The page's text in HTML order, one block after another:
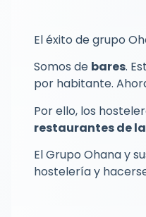
El éxito de grupo
Somos de bares.
por habitante.
Por ello, los
restaurantes de
El Grupo Ohana y
hostelería y